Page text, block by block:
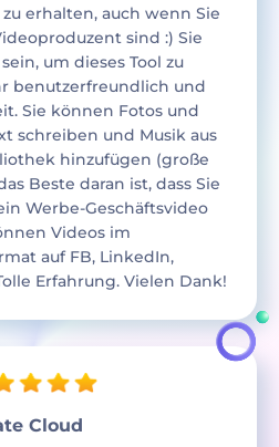
erhalten, auch wenn Sie
sind :) Sie
um dieses Tool zu
benutzerfreundlich und
Sie können Fotos und
schreiben und Musik aus
hinzufügen (große
Beste daran ist, dass Sie
Werbe-Geschäftsvideo
Videos im
auf FB, LinkedIn,
Erfahrung. Vielen Dank!
Cloud